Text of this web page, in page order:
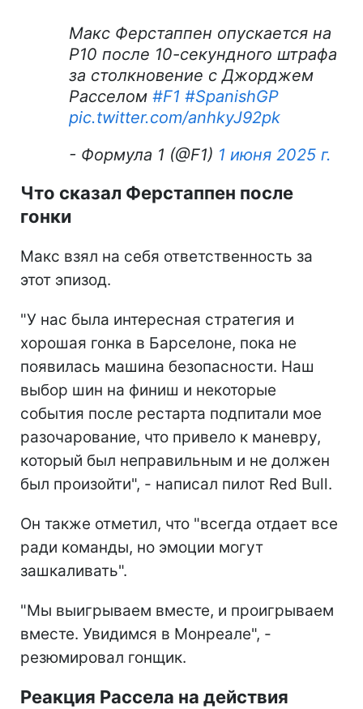
Макс Ферстаппен опускается на
P10 после 10-секундного штрафа
за столкновение с Джорджем
Расселом #F1 #SpanishGP
pic.twitter.com/anhkyJ92pk
- Формула 1 (@F1) 1 июня 2025 г.
Что сказал Ферстаппен после
гонки
Макс взял на себя ответственность за
этот эпизод.
"У нас была интересная стратегия и
хорошая гонка в Барселоне, пока не
появилась машина безопасности. Наш
выбор шин на финиш и некоторые
события после рестарта подпитали мое
разочарование, что привело к маневру,
который был неправильным и не должен
был произойти", - написал пилот Red Bull.
Он также отметил, что "всегда отдает все
ради команды, но эмоции могут
зашкаливать".
"Мы выигрываем вместе, и проигрываем
вместе. Увидимся в Монреале", -
резюмировал гонщик.
Реакция Рассела на действия